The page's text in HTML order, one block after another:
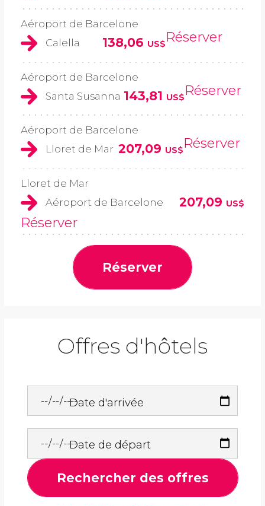
Aéroport de Barcelone
Calella
138,06 US$Réserver
Aéroport de Barcelone
Santa Susanna 143,81 US$Réserver
Aéroport de Barcelone
Lloret de Mar 207,09 US$Réserver
Lloret de Mar
Aéroport de Barcelone
207,09 US$
Réserver
Réserver
Offres d'hôtels
Date d'arrivée
Date de départ
Rechercher des offres